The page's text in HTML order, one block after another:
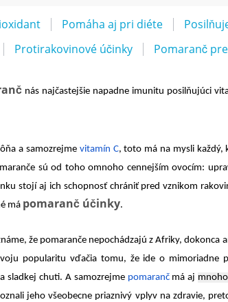
Pomáha aj pri diéte
Protirakovinové účinky Pomaranč
nás najčastejšie napadne imunitu posilňujúci
a samozrejme vitamín C, toto má na mysli každý,
sú od toho omnoho cennejším ovocím:
stojí aj ich schopnosť chrániť pred vznikom
má pomaranč účinky.
že pomaranče nepochádzajú z Afriky, dokonca
popularitu vďačia tomu, že ide o
sladkej chuti. A samozrejme pomarančmá aj
jeho všeobecne priaznivý vplyv na zdravie,